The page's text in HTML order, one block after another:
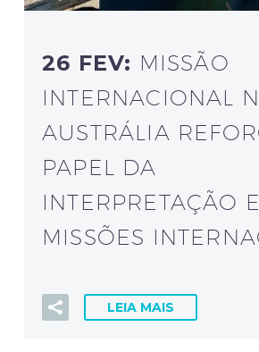
26 FEV: MISSÃO
INTERNACIONAL
AUSTRÁLIA
PAPEL DA
INTERPRETAÇÃO
MISSÕES
LEIA MAIS